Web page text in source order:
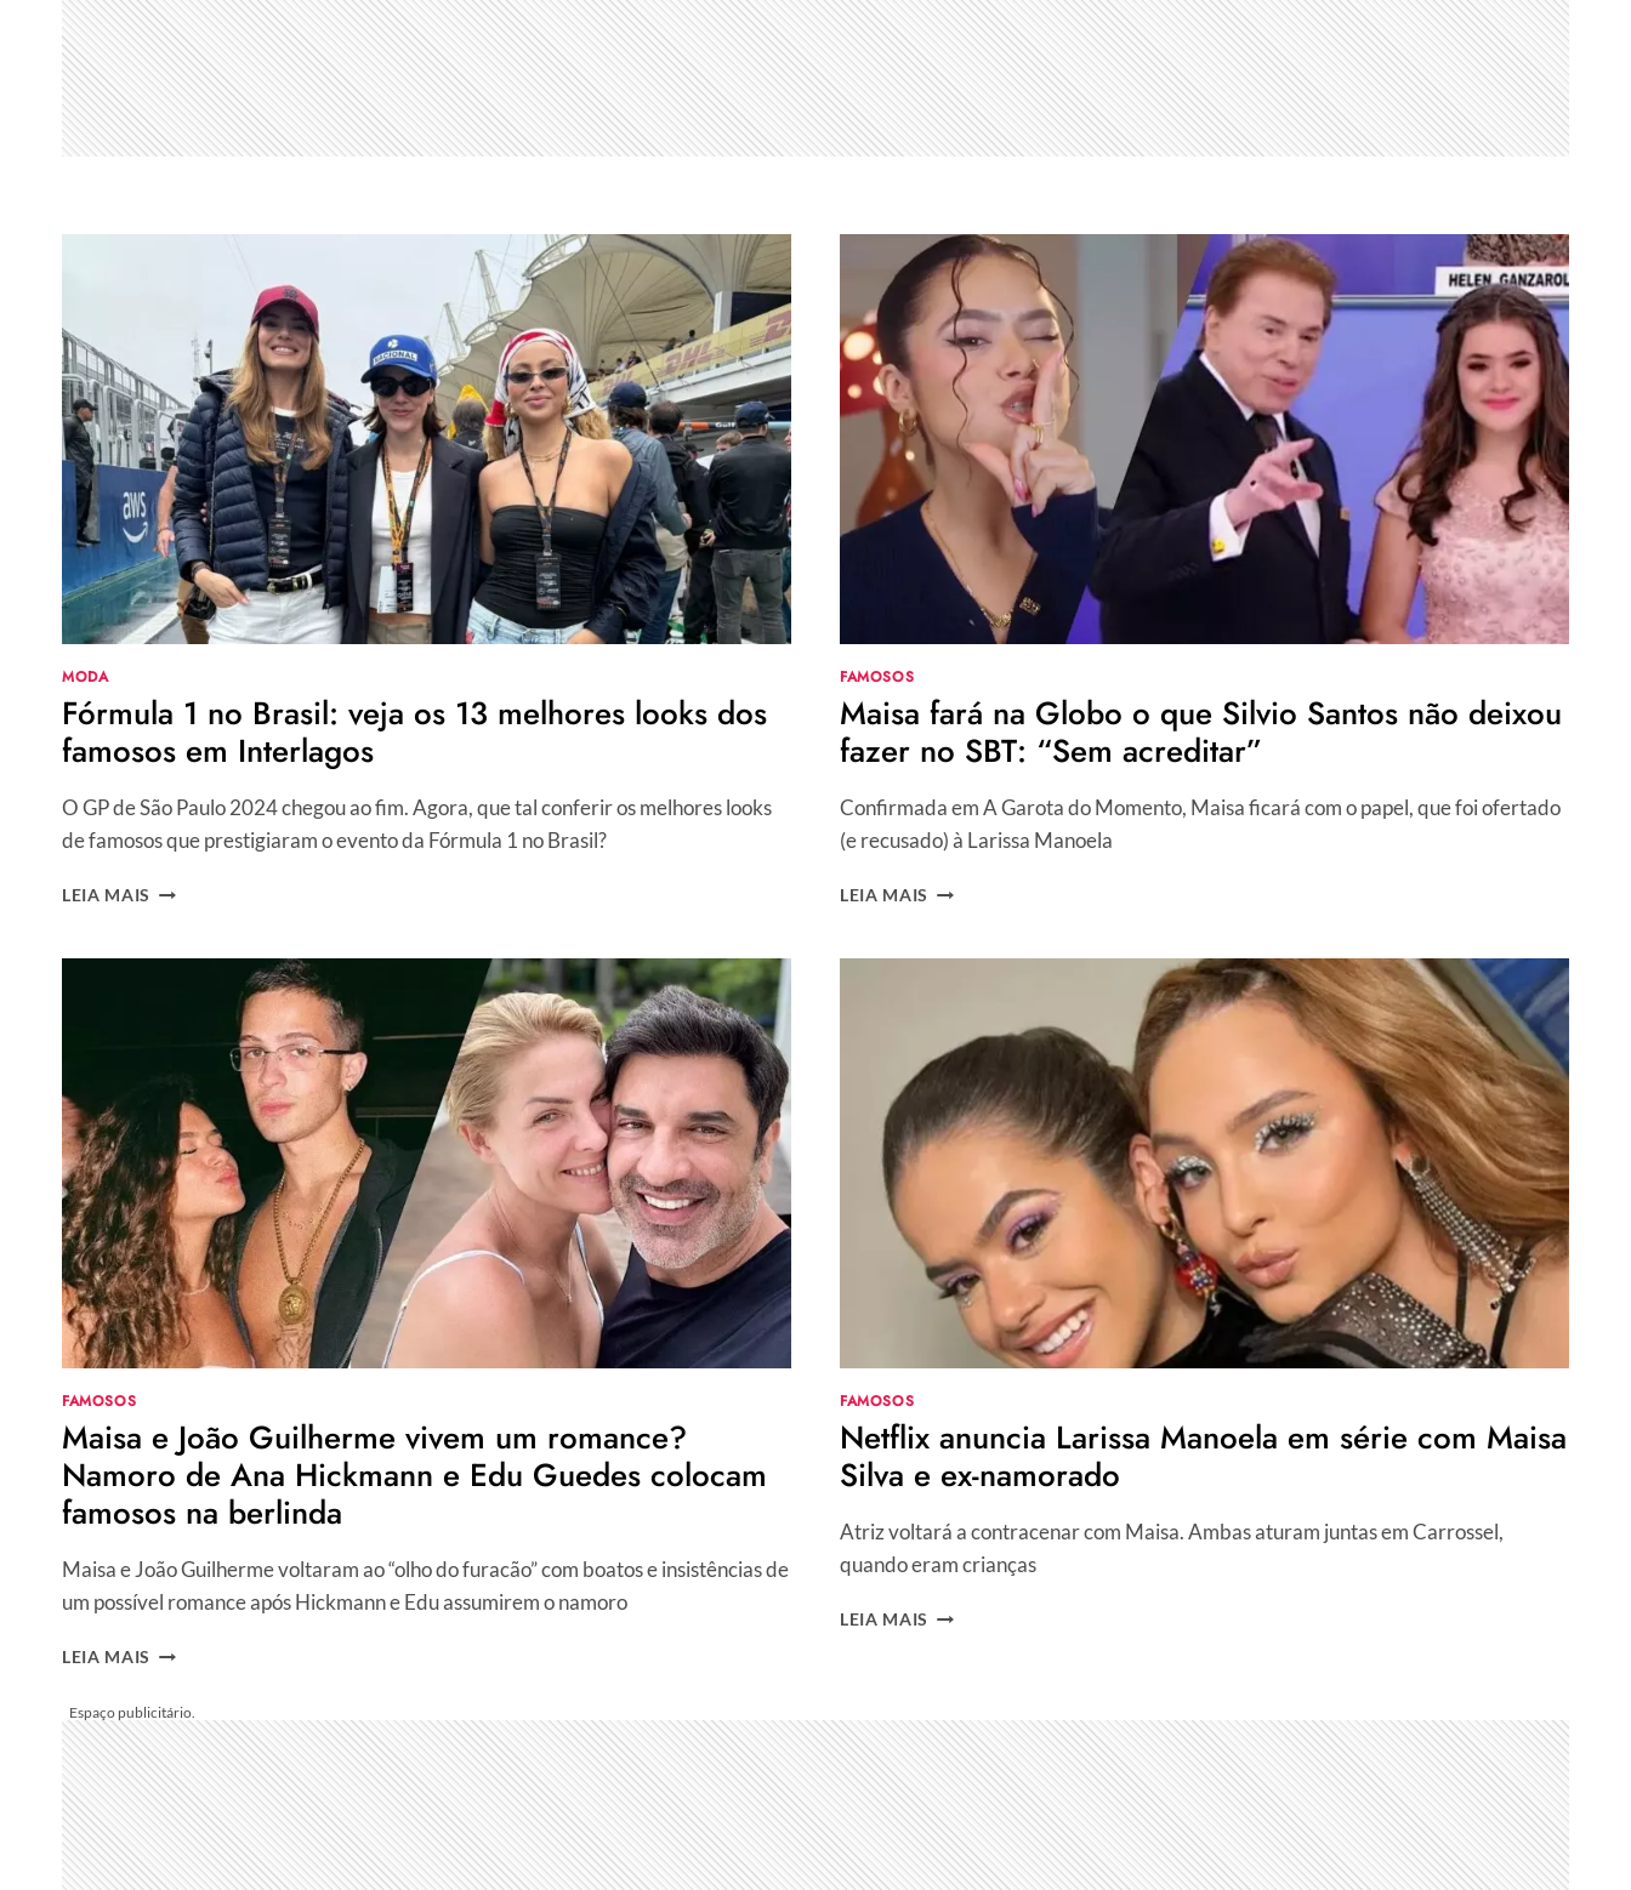
E
GANHA
“PEDRINHAS”
NO
AMIGO
SECRETO
MODA
Fórmula 1 no Brasil: veja os 13 melhores looks dos
famosos em Interlagos
O GP de São Paulo 2024 chegou ao fim. Agora, que tal conferir os melhores looks
de famosos que prestigiaram o evento da Fórmula 1 no Brasil?
LEIA MAIS FÓRMULA
BRASIL:
MELHORES
DOS
FAMOSOS
EM
INTERLAGOS
FAMOSOS
Maisa fará na Globo o que Silvio Santos não deixou
fazer no SBT: “Sem acreditar”
Confirmada em A Garota do Momento, Maisa ficará com o papel, que foi ofertado
(e recusado) à Larissa Manoela
LEIA MAIS MAISA
GLOBO
SILVIO
SANTOS
DEIXOU
FAZER
ACREDITAR”
FAMOSOS
Maisa e João Guilherme vivem um romance?
Namoro de Ana Hickmann e Edu Guedes colocam
famosos na berlinda
Maisa e João Guilherme voltaram ao “olho do furacão” com boatos e insistências de
um possível romance após Hickmann e Edu assumirem o namoro
LEIA MAIS MAISA
GUILHERME
VIVEM
UM
ROMANCE?
NAMORO
DE
ANA
FAMOSOS
Netflix anuncia Larissa Manoela em série com Maisa
Silva e ex-namorado
Atriz voltará a contracenar com Maisa. Ambas aturam juntas em Carrossel,
quando eram crianças
LEIA MAIS NETFLIX
SÉRIE
COM
MAISA
SILVA
E
EX-